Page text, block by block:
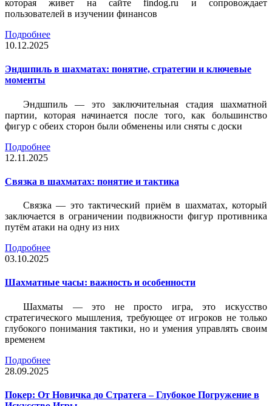
которая живет на сайте findog.ru и сопровождает
пользователей в изучении финансов
Подробнее
10.12.2025
Эндшпиль в шахматах: понятие, стратегии и ключевые
моменты
Эндшпиль — это заключительная стадия шахматной
партии, которая начинается после того, как большинство
фигур с обеих сторон были обменены или сняты с доски
Подробнее
12.11.2025
Связка в шахматах: понятие и тактика
Связка — это тактический приём в шахматах, который
заключается в ограничении подвижности фигур противника
путём атаки на одну из них
Подробнее
03.10.2025
Шахматные часы: важность и особенности
Шахматы — это не просто игра, это искусство
стратегического мышления, требующее от игроков не только
глубокого понимания тактики, но и умения управлять своим
временем
Подробнее
28.09.2025
Покер: От Новичка до Стратега – Глубокое Погружение в